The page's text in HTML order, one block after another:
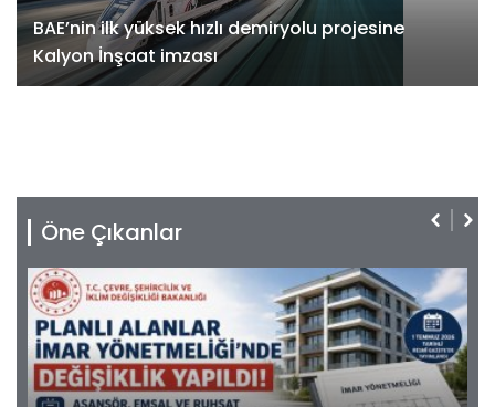
BAE’nin ilk yüksek hızlı demiryolu projesine
Kalyon İnşaat imzası
Öne Çıkanlar